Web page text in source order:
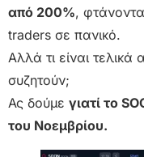
από 200%,
traders σε πανικό.
Αλλά τι είναι
συζητούν;
Ας δούμε γιατί το
του Νοεμβρίου.